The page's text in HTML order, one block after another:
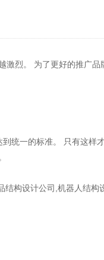
烈。 为了更好的推广
统一的标准。 只有这
构设计公司,机器人结